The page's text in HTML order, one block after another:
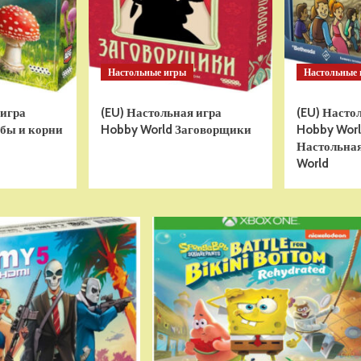
и корни
Настольные игры
(EU) Настольная игра
Hobby World Заговорщики
Настольные
(EU)
Hobby
World